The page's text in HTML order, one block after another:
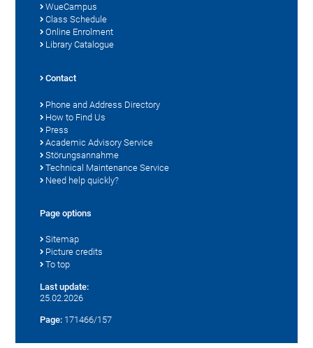
WueCampus
Class Schedule
Online Enrolment
Library Catalogue
Contact
Phone and Address Directory
How to Find Us
Press
Academic Advisory Service
Störungsannahme
Technical Maintenance Service
Need help quickly?
Page options
Sitemap
Picture credits
To top
Last update:
25.02.2026
Page: 171466/157